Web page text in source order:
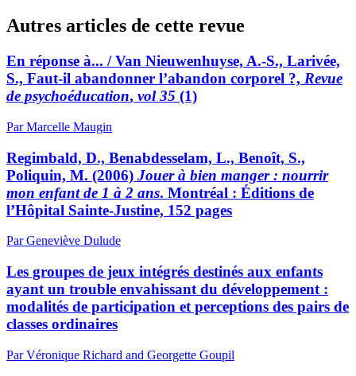
Autres articles de cette revue
En réponse à... / Van Nieuwenhuyse, A.-S., Larivée,
S., Faut-il abandonner l’abandon corporel ?, Revue
de psychoéducation, vol 35 (1)
Par Marcelle Maugin
Regimbald, D., Benabdesselam, L., Benoît, S.,
Poliquin, M. (2006) Jouer à bien manger : nourrir
mon enfant de 1 à 2 ans. Montréal : Éditions de
l’Hôpital Sainte-Justine, 152 pages
Par Geneviève Dulude
Les groupes de jeux intégrés destinés aux enfants
ayant un trouble envahissant du développement :
modalités de participation et perceptions des pairs de
classes ordinaires
Par Véronique Richard and Georgette Goupil